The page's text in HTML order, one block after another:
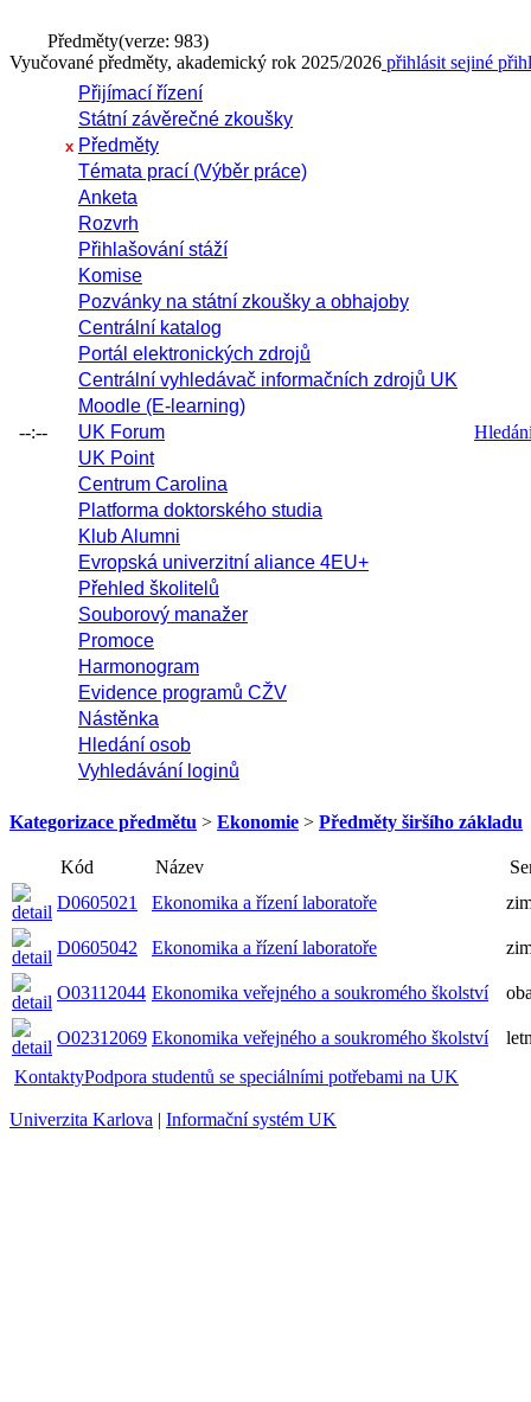
Předměty(verze: 983)
Vyučované předměty, akademický rok 2025/2026 přihlásit sejiné
--:--
Přijímací řízení
Státní závěrečné zkoušky
x Předměty
Témata prací (Výběr práce)
Anketa
Rozvrh
Přihlašování stáží
Komise
Pozvánky na státní zkoušky a obhajoby
Centrální katalog
Portál elektronických zdrojů
Centrální vyhledávač informačních zdrojů UK
Moodle (E-learning)
UK Forum
UK Point
Centrum Carolina
Platforma doktorského studia
Klub Alumni
Evropská univerzitní aliance 4EU+
Přehled školitelů
Souborový manažer
Promoce
Harmonogram
Evidence programů CŽV
Nástěnka
Hledání osob
Vyhledávání loginů
Kategorizace předmětu > Ekonomie > Předměty širšího základu
Kód Název
D0605021
Ekonomika a řízení laboratoře
D0605042 Ekonomika a řízení laboratoře
O03112044 Ekonomika veřejného a soukromého školství
O02312069 Ekonomika veřejného a soukromého školství
KontaktyPodpora studentů se speciálními potřebami na UK
Univerzita Karlova | Informační systém UK